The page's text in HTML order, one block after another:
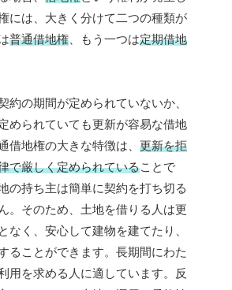
には、大きく分けて二つの種類が
普通借地権 、もう一つは定期借地
約の期間が定められていないか、
められていても更新が容易な借地
借地権の大きな特徴は、 更新を拒
で厳しく定められていることで
の持ち主は簡単に契約を打ち切る
。そのため、土地を借りる人は更
なく、安心して建物を建てたり、
ることができます。長期間にわた
用を求める人に適しています。反